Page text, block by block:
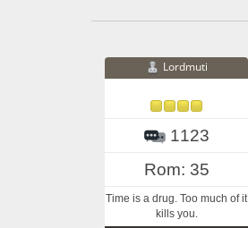
Lordmuti
1123
Rom: 35
Time is a drug. Too much of it
kills you.